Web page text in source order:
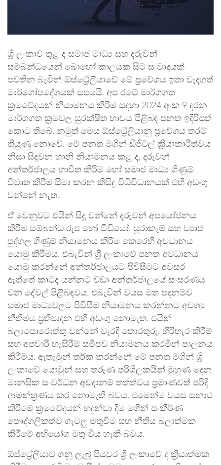
ශ්‍රී ලංකාව තුළ ද සමාජ මාධ්‍ය සහ දරුවන්
සම්බන්ධයෙන් බොහෝ කාලයක සිට සංවාදයක්
පවතින බැවින් ඕස්ට්‍රේලියාවේ මේ ප්‍රවේශය ඉතා වැදගත්
මාර්ගෝපදේශයක් සපයයි. අප රටේ මාර්ගගත
ක්‍රමවේදයන් නියාමනය කිරීම සඳහා 2024 අංක 9 දරන
මාර්ගගත ක්‍රමවල සුරක්ෂිත භාවය පිළිබඳ පනත ඉදිරිපත්
කොට තිබේ. නමුත් මෙය ඕස්ට්‍රේලියානු ප්‍රවේශය තරම්
තියුණු නොවේ. මේ පනත මගින් ඩිජිටල් ක්‍රියාකාරීත්වය
නිසා සිදුවන හානි නියාමනය කළ ද, දරුවන්
අන්තර්ජාලය භාවිත කිරීම හෝ සමාජ මාධ්‍ය ගිණුම්
විවෘත කිරීම සීමා කරන කිසිදු විධිවිධානයක් එහි අඩංගු
වන්නේ නැත.
ඒ වෙනුවට එයින් සිදු වන්නේ දරුවන් අපයෝජනය
කිරීම සම්බන්ධ රූප හෝ වීඩියෝ, සූරාකෑම් සහ ව්‍යාජ
පුද්ගල ගිණුම් නියාමනය කිරීම කෙරෙහි අවධානය
යොමු කිරීමය. එබැවින් ශ්‍රී ලංකාවේ පනත අවධානය
යොමු කරන්නේ අන්තර්ජාලයට පිවිසීමට අවසර
ඇත්තේ කාටද යන්නට වඩා අන්තර්ජාලයේ සංසරණය
වන දේවල් පිළිබඳවය. එබැවින් වයස මත පදනම්ව
සමාජ මාධ්‍යවලට පිවිසීම නියාමනය කරන්නට අවශ්‍ය
නීතිමය ප්‍රතිපාදන එහි අඩංගු නොමැත. එයින්
බලාපොරොත්තු වන්නේ වැරදි තොරතුරු, හිරිහැර කිරීම්
සහ අපචාරී හැසිරීම් සමීපව නියාමනය කරමින් පාලනය
කිරීමය. ඇතැමුන් තර්ක කරන්නේ මේ පනත මගින් ශ්‍රී
ලංකාවේ යොවුන් සහ තරුණ පරිශීලකයින් මුහුණ දෙන
මානසික සංවර්ධන අවදානම් තත්ත්වය ප්‍රමාණවත් පරිදි
ආමන්ත්‍රණය කර නොමැති බවය. එමෙන්ම වයස සනාථ
කිරීමේ ක්‍රමවේදයන් හඳුන්වා දීම මගින් සංකීර්ණ
පෞද්ගලිකත්ව ගැටලු මතුවීම සහ නීතිය බලාත්මක
කිරීමේ අභියෝග මතු විය හැකි බවය.
ඕස්ට්‍රේලියාව ගනු ලැබූ පියවර ශ්‍රී ලංකාවේ ද ක්‍රියාත්මක